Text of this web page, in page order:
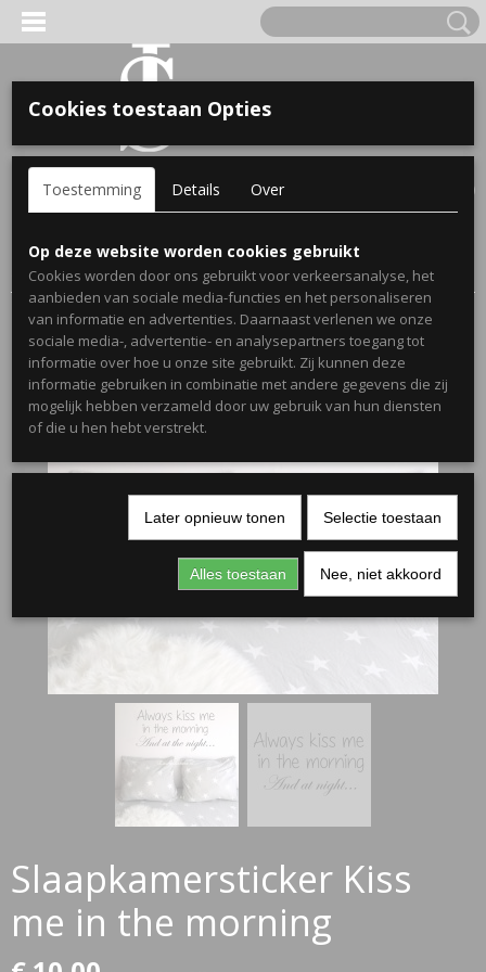
Inloggen Registreren
(0)
Home >Webshop>Stickers>Muurstickers Slaapkamer
Slaapkamersticker Kiss me in the morning
Slaapkamersticker Kiss
me in the morning
VOOR KINDEREN
OPA & OMA.
NAAM EN GEBOORTEJAAR
Cookies toestaan Opties
Toestemming Details Over
Op deze website worden cookies gebruikt
Cookies worden door ons gebruikt voor verkeersanalyse, het
aanbieden van sociale media-functies en het personaliseren
van informatie en advertenties. Daarnaast verlenen we onze
sociale media-, advertentie- en analysepartners toegang tot
informatie over hoe u onze site gebruikt. Zij kunnen deze
informatie gebruiken in combinatie met andere gegevens die zij
mogelijk hebben verzameld door uw gebruik van hun diensten
of die u hen hebt verstrekt.
Later opnieuw tonen Selectie toestaan
Alles toestaan Nee, niet akkoord